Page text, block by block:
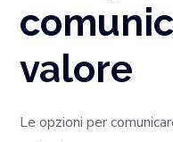
valore
Le opzioni per